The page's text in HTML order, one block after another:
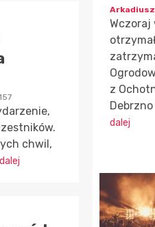
chwil,
Wczoraj
z
dalej